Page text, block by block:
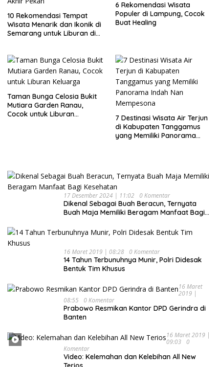
10 Rekomendasi Tempat
Wisata Menarik dan Ikonik di
Semarang untuk Liburan di
6 Rekomendasi Wisata
Populer di Lampung, Cocok
Buat Healing
Taman Bunga Celosia Bukit
Mutiara Garden Ranau,
Cocok untuk Liburan
7 Destinasi Wisata Air Terjun
di Kabupaten Tanggamus
yang Memiliki Panorama
17 Desember 2024 | 11:02 0 Komentar
Dikenal Sebagai Buah Beracun, Ternyata
Buah Maja Memiliki Beragam Manfaat Bagi
16 Maret 2019 | 08:28 0 Komentar
14 Tahun Terbunuhnya Munir, Polri Didesak
Bentuk Tim Khusus
16 Maret
2019 |
08:55 0 Komentar
Prabowo Resmikan Kantor DPD Gerindra di
Banten
16 Maret 2019 |
09:03
0
Komentar
Video: Kelemahan dan Kelebihan All New